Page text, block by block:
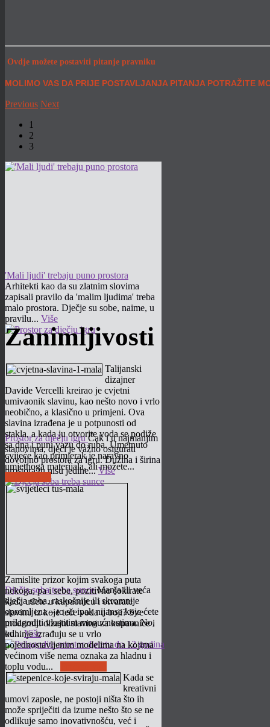
Ovdje možete postaviti pitanje pravniku
MOLIMO VAS DA PRIJE POSTAVLJANJA PITANJA POTRAŽITE
Previous Next
1
2
3
'Mali ljudi' trebaju puno prostora
Arhitekti kao da su zlatnim slovima
zapisali pravilo da 'malim ljudima' treba
malo prostora. Dječje su sobe, naime, u
pravilu... Više
Prostor za dječju igruČak i u najmanjim
stanovima, djeci je važno osigurati
dovoljno prostora za igru. Dužina i širina
prostora tu nisu jedine...Više
Dječja soba treba sunceManja ili veća
dječja soba, raskošnije ili skromnije
opremljena – to su ipak nijanse koje ćete
prilagoditi vlastitim mogućnostima. No,
od...Više
Zanimljivosti
Talijanski
dizajner
Davide Vercelli kreirao je cvjetni
umivaonik slavinu, kao nešto novo i vrlo
neobično, a klasično u primjeni. Ova
slavina izrađena je u potpunosti od
stakla, a kada ju otvorite voda se podiže
sa dna i puni vazu do ruba. Umetnuto
cvijeće kao primjerak je naravno
umjetnoga materijala, ali možete...
Zamislite prizor kojim svakoga puta
nekoga, pa i sebe, pozitivno šokirate
kada uđete u kupaonicu i otvarate
slavinu iz koje teče voda u boji? Sve
moderniji dizajni slavina za kupaonice i
kuhinje izrađuju se u vrlo
pojednostavljenim modelima na kojima
većinom više nema oznaka za hladnu i
toplu vodu...
Kada se
kreativni
umovi zaposle, ne postoji ništa što ih
može spriječiti da izume nešto što se ne
odlikuje samo inovativnošću, već i